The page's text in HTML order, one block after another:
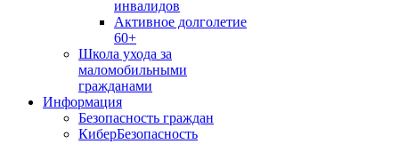
инвалидов
Активное долголетие
60+
Школа ухода за
маломобильными
гражданами
Информация
Безопасность граждан
КиберБезопасность